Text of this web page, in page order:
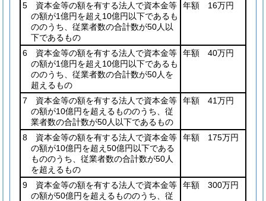
5 資本金等の額を有する法人で資本金等
の額が1億円を超え10億円以下であるも
ののうち、従業者数の合計数が50人以
下であるもの
年額 16万円
6 資本金等の額を有する法人で資本金等
の額が1億円を超え10億円以下であるも
ののうち、従業者数の合計数が50人を
超えるもの
年額 40万円
7 資本金等の額を有する法人で資本金等
の額が10億円を超えるもののうち、従
業者数の合計数が50人以下であるもの
年額 41万円
8 資本金等の額を有する法人で資本金等
の額が10億円を超え50億円以下である
もののうち、従業者数の合計数が50人
を超えるもの
年額 175万円
9 資本金等の額を有する法人で資本金等
の額が50億円を超えるもののうち、従
年額 300万円